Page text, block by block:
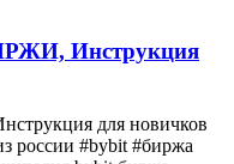
Инструкция
для новичков
россии #bybit #биржа